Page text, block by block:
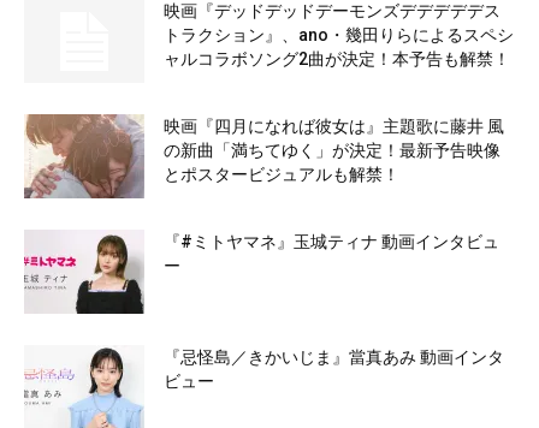
映画『デッドデッドデーモンズデデデデデス
トラクション』、ano・幾田りらによるスペシ
ャルコラボソング2曲が決定！本予告も解禁！
映画『四月になれば彼女は』主題歌に藤井 風
の新曲「満ちてゆく」が決定！最新予告映像
とポスタービジュアルも解禁！
『#ミトヤマネ』玉城ティナ 動画インタビュ
ー
『忌怪島／きかいじま』當真あみ 動画インタ
ビュー